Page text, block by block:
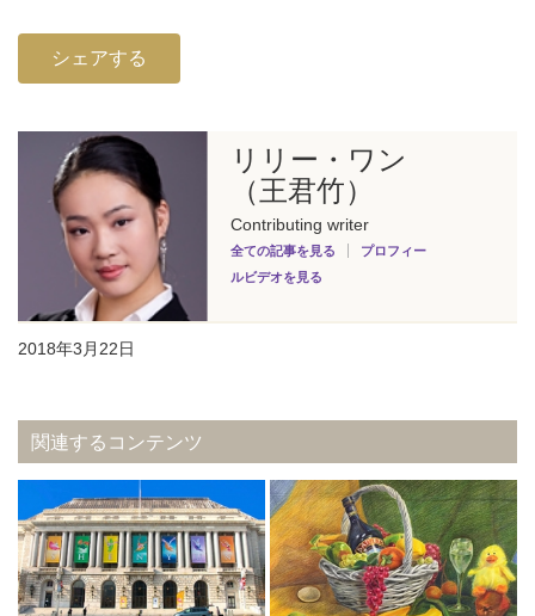
シェアする
リリー・ワン
（王君竹）
Contributing writer
全ての記事を見る
プロフィー
ルビデオを見る
2018年3月22日
関連するコンテンツ